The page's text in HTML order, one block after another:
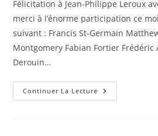
Félicitation à Jean-Philippe Leroux
merci à l’énorme participation ce
suivant : Francis St-Germain
Montgomery Fabian Fortier Frédéric
Derouin…
Continuer La Lecture Gagnant
MOC